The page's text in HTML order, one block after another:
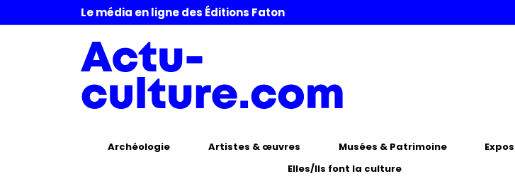
Le média en ligne des Éditions Faton
Archéologie Artistes & œuvres Musées & Patrimoine
Elles/Ils font la culture